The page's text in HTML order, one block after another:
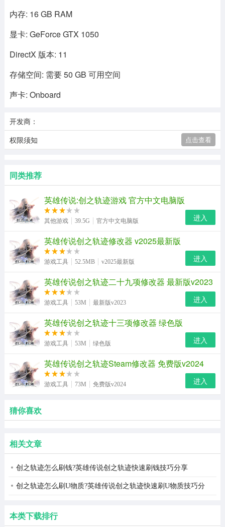
内存: 16 GB RAM
显卡: GeForce GTX 1050
DirectX 版本: 11
存储空间: 需要 50 GB 可用空间
声卡: Onboard
开发商：
权限须知
点击查看
同类推荐
英雄传说:创之轨迹游戏 官方中文电脑版
其他游戏 39.5G 官方中文电脑版 进入
英雄传说创之轨迹修改器 v2025最新版
游戏工具 52.5MB v2025最新版 进入
英雄传说创之轨迹二十九项修改器 最新版v2023
游戏工具 53M 最新版v2023 进入
英雄传说创之轨迹十三项修改器 绿色版
游戏工具 53M 绿色版 进入
英雄传说创之轨迹Steam修改器 免费版v2024
游戏工具 73M 免费版v2024 进入
猜你喜欢
相关文章
创之轨迹怎么刷钱?英雄传说创之轨迹快速刷钱技巧分享
创之轨迹怎么刷U物质?英雄传说创之轨迹快速刷U物质技巧分
本类下载排行